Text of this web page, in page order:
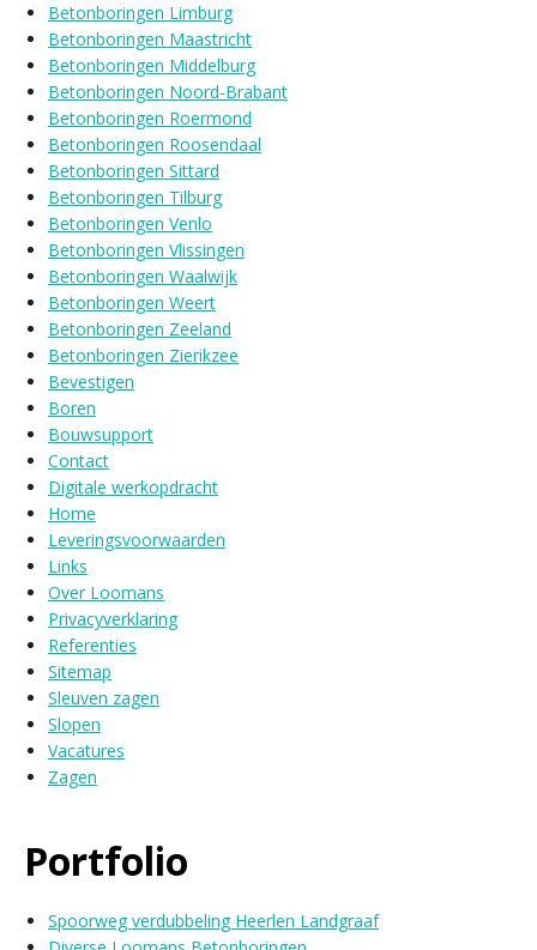
Betonboringen Limburg
Betonboringen Maastricht
Betonboringen Middelburg
Betonboringen Noord-Brabant
Betonboringen Roermond
Betonboringen Roosendaal
Betonboringen Sittard
Betonboringen Tilburg
Betonboringen Venlo
Betonboringen Vlissingen
Betonboringen Waalwijk
Betonboringen Weert
Betonboringen Zeeland
Betonboringen Zierikzee
Bevestigen
Boren
Bouwsupport
Contact
Digitale werkopdracht
Home
Leveringsvoorwaarden
Links
Over Loomans
Privacyverklaring
Referenties
Sitemap
Sleuven zagen
Slopen
Vacatures
Zagen
Portfolio
Spoorweg verdubbeling Heerlen Landgraaf